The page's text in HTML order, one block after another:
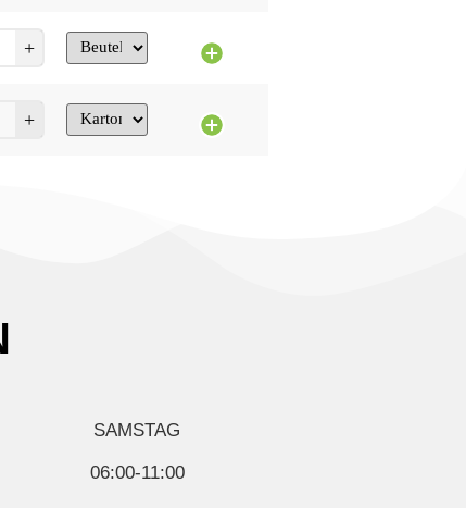
SAMSTAG
06:00-11:00